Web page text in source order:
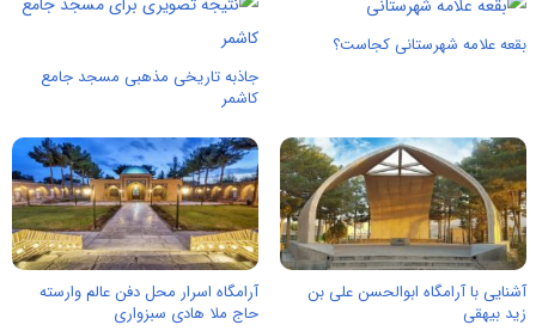
بقعه علامه شهرستانی کجاست؟
جاذبه تاریخی مذهبی مسجد جامع
کاشمر
آشنایی با آرامگاه ابوالحسن علی بن
زید بیهقی
آرامگاه اسرار محل دفن عالم وارسته
حاج ملا هادی سبزواری